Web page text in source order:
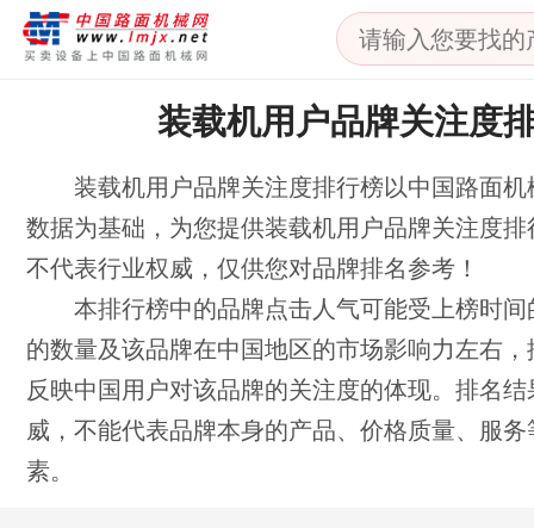
装载机用户品牌关注度
装载机用户品牌关注度排行榜以中国路面机
数据为基础，为您提供装载机用户品牌关注度
不代表行业权威，仅供您对品牌排名参考！
本排行榜中的品牌点击人气可能受上榜时间
的数量及该品牌在中国地区的市场影响力左右
反映中国用户对该品牌的关注度的体现。排名
威，不能代表品牌本身的产品、价格质量、服
素。